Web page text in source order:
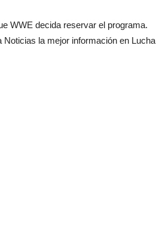
WWE decida reservar el programa.
Noticias la mejor información en Lucha